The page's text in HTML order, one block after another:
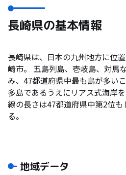
長崎県の基本情報
長崎県は、日本の九州地方に位
崎市。 五島列島、壱岐島、対馬
み、47都道府県中最も島が多い
多島であるうえにリアス式海岸
線の長さは47都道府県中第2位
る。
地域データ